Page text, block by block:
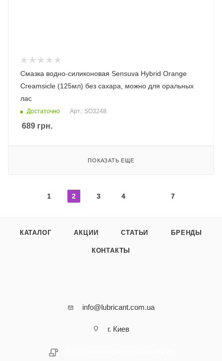
Смазка водно-силиконовая Sensuva Hybrid Orange
Creamsicle (125мл) без сахара, можно для оральных
лас
Достаточно Арт.: SO3248
689 грн.
ПОКАЗАТЬ ЕЩЕ
1 2 3 4 7
КАТАЛОГ АКЦИИ СТАТЬИ БРЕНДЫ
КОНТАКТЫ
info@lubricant.com.ua
г. Киев